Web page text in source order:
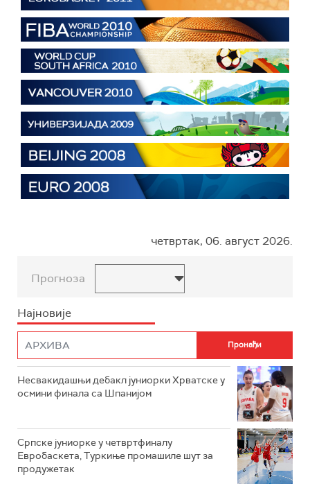
четвртак, 06. август 2026.
Прогноза
Најновије
Несвакидашњи дебакл јуниорки Хрватске у
осмини финала са Шпанијом
Српске јуниорке у четвртфиналу
Евробаскета, Туркиње промашиле шут за
продужетак